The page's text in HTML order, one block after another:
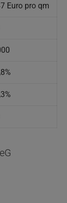
Euro pro qm